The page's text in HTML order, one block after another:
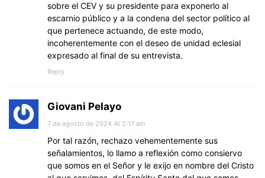
sobre el CEV y su presidente para exponerlo al
escarnio público y a la condena del sector político al
que pertenece actuando, de este modo,
incoherentemente con el deseo de unidad eclesial
expresado al final de su entrevista.
Reply
Giovani Pelayo
7 de agosto de 2024 At 2:17 am
Por tal razón, rechazo vehementemente sus
señalamientos, lo llamo a reflexión como consiervo
que somos en el Señor y le exijo en nombre del Cristo